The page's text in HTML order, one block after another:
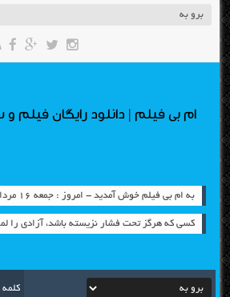
ام بی فیلم | دانلود رایگان فیلم و
به ام بی فیلم خوش آمدید - امروز : جمعه ۱۶ مرداد ۱۴۰۵
كسي كه هرگز تحت فشار نزيسته باشد، آزادي را